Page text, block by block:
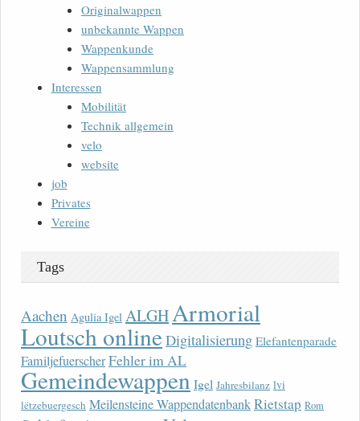
Originalwappen
unbekannte Wappen
Wappenkunde
Wappensammlung
Interessen
Mobilität
Technik allgemein
velo
website
job
Privates
Vereine
Tags
Aachen Agulia Igel ALGHArmorial
Loutsch onlineDigitalisierung Elefantenparade
FamiljefuerscherFehler im AL
Gemeindewappen Igel Jahresbilanz lvi
lëtzebuergesch Meilensteine WappendatenbankRietstap Rom